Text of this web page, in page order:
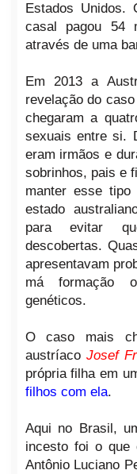
Estados
casal pagou 54
através de uma
Em 2013 a
revelação do
chegaram a
sexuais entre si.
eram irmãos e
sobrinhos, pais e
manter esse tipo
estado
para evitar
descobertas.
apresentavam
má formação
genéticos.
O caso mais
austríaco Josef
própria filha em
filhos com ela.
Aqui no Brasil,
incesto foi o que
Antônio Luciano